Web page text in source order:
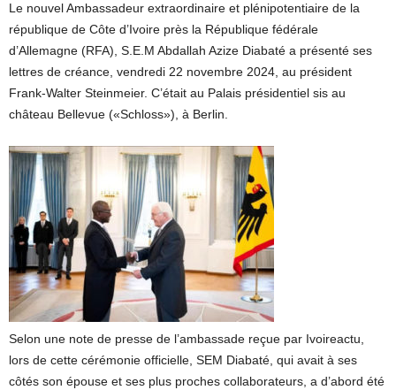
Le nouvel Ambassadeur extraordinaire et plénipotentiaire de la
république de Côte d’Ivoire près la République fédérale
d’Allemagne (RFA), S.E.M Abdallah Azize Diabaté a présenté ses
lettres de créance, vendredi 22 novembre 2024, au président
Frank-Walter Steinmeier. C’était au Palais présidentiel sis au
château Bellevue («Schloss»), à Berlin.
Selon une note de presse de l’ambassade reçue par Ivoireactu,
lors de cette cérémonie officielle, SEM Diabaté, qui avait à ses
côtés son épouse et ses plus proches collaborateurs, a d’abord été